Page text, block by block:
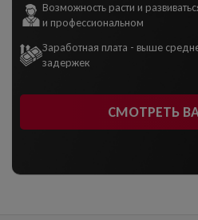
Возможность расти и
и профессиональном
Заработная плата - выше
задержек
СМОТРЕТЬ